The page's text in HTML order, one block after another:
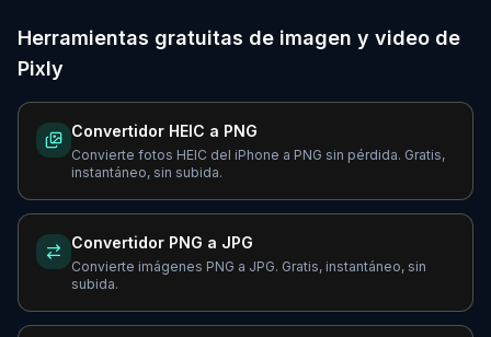
Herramientas gratuitas de imagen y video de
Pixly
Convertidor HEIC a PNG
Convierte fotos HEIC del iPhone a PNG sin pérdida. Gratis,
instantáneo, sin subida.
Convertidor PNG a JPG
Convierte imágenes PNG a JPG. Gratis, instantáneo, sin
subida.